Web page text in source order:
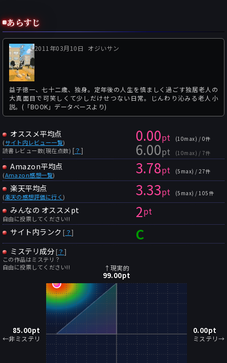
あらすじ
2011年03月10日 オジいサン
益子徳一、七十二歳、独身。定年後の人生を慎ましく過ごす独居老人の
大真面目で可笑しくて少しだけせつない日常。じんわり沁みる老人小
説。(「BOOK」データベースより)
オススメ平均点
(サイト内レビュー一覧)
読書レビュー数(現在点数) [？ ]
0.00pt (10max) / 0件
6.00pt (10max) / 7件
Amazon平均点
(Amazon感想一覧) 3.78pt (5max) / 27件
楽天平均点
(楽天の感想評価に行く) 3.33pt (5max) / 105件
みんなの オススメpt
自由に投票してください!! 2pt
サイト内ランク [ ？] C
ミステリ成分 [？ ]
この作品はミステリ？
自由に投票してください!!
↑現実的
99.00pt
85.00pt
←非ミステリ
0.00pt
ミステリ→